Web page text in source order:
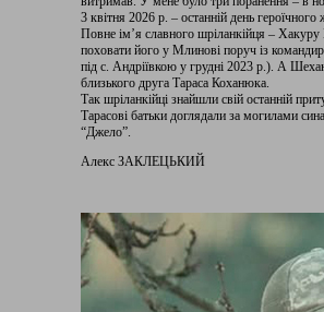
3 квітня 2026 р. – останній день
Повне ім’я славного шріланкійця –
поховати його у Млинові поруч із
під с. Андріївкою у грудні 2023 р.). А
близького друга Тараса Коханюка.
Так шріланкійці знайшли свій останній
Тарасові батьки доглядали за могилами
“Джело”.
Алекс ЗАКЛЕЦЬКИЙ